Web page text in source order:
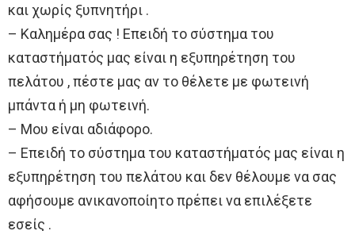
και χωρίς ξυπνητήρι .
– Καλημέρα σας ! Επειδή το σύστημα του
καταστήματός μας είναι η εξυπηρέτηση του
πελάτου , πέστε μας αν το θέλετε με φωτεινή
μπάντα ή μη φωτεινή.
– Μου είναι αδιάφορο.
– Επειδή το σύστημα του καταστήματός μας είναι η
εξυπηρέτηση του πελάτου και δεν θέλουμε να σας
αφήσουμε ανικανοποίητο πρέπει να επιλέξετε
εσείς .